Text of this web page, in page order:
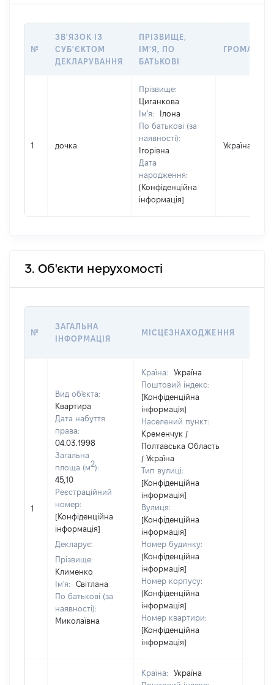
№
ЗВ'ЯЗОК ІЗ
СУБ'ЄКТОМ
ДЕКЛАРУВАННЯ
ПРІЗВИЩЕ,
ІМ'Я, ПО
БАТЬКОВІ
1 дочка
Прізвище:
Циганкова
Ім'я:
Ілона
По батькові (за
наявності):
Ігорівна
Дата
народження:
[Конфіденційна
інформація]
Україна
3. Об'єкти нерухомості
№
ЗАГАЛЬНА
ІНФОРМАЦІЯ
МІСЦЕЗНАХОДЖЕННЯ
1
Вид об'єкта:
Квартира
Дата набуття
права:
04.03.1998
Загальна
площа (м2):
45,10
Реєстраційний
номер:
[Конфіденційна
інформація]
Декларує:
Прізвище:
Клименко
Ім'я:
Світлана
По батькові (за
наявності):
Миколаївна
Країна:
Україна
Поштовий індекс:
[Конфіденційна
інформація]
Населений пункт:
Кременчук /
Полтавська Область
/ Україна
Тип вулиці:
[Конфіденційна
інформація]
Вулиця:
[Конфіденційна
інформація]
Номер будинку:
[Конфіденційна
інформація]
Номер корпусу:
[Конфіденційна
інформація]
Номер квартири:
[Конфіденційна
інформація]
Країна:
Україна